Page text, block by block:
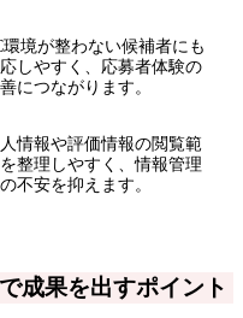
環境が整わない候補者にも
しやすく、応募者体験の
につながります。
情報や評価情報の閲覧範
整理しやすく、情報管理
の不安を抑えます。
成果を出すポイント